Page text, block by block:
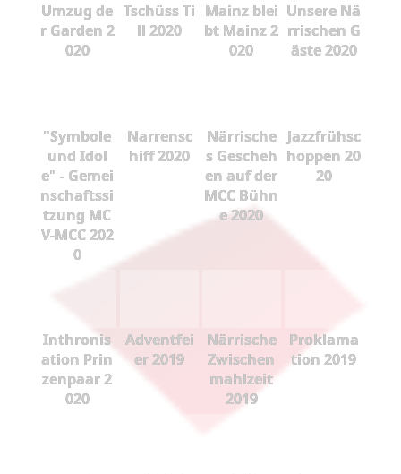
Umzug de
r Garden 2
020
Tschüss Ti
ll 2020
Mainz blei
bt Mainz 2
020
Unsere Nä
rrischen G
äste 2020
"Symbole
und Idol
e" - Gemei
nschaftssi
tzung MC
V-MCC 202
0
Narrensc
hiff 2020
Närrische
s Gescheh
en auf der
MCC Bühn
e 2020
Jazzfrühsc
hoppen 20
20
Inthronis
ation Prin
zenpaar 2
020
Adventfei
er 2019
Närrische
Zwischen
mahlzeit
2019
Proklama
tion 2019